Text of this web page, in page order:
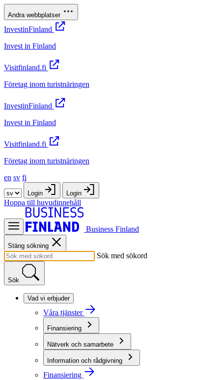
Andra webbplatser
InvestinFinland
Invest in Finland
Visitfinland.fi
Företag inom turistnäringen
InvestinFinland
Invest in Finland
Visitfinland.fi
Företag inom turistnäringen
en sv fi
Login Login
Hoppa till huvudinnehåll
Business Finland
Stäng sökning
Sök med sökord
Sök
Vad vi erbjuder
Våra tjänster
Finansiering
Nätverk och samarbete
Information och rådgivning
Finansiering